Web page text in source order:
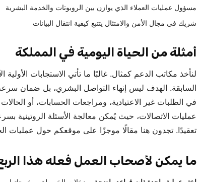
مسؤول عمليات العملاء الذي يوازن بين الروبوتات والخدمة البشرية
شريك في مجال الأمن والامتثال يتتبع كيفية انتقال البيانات
أمثلة من الحياة اليومية في المملكة
لنأخذ مكاتب الدعم كمثال. غالبًا ما تأتي الاستجابات
السابقة. الهدف ليس إنهاء التواصل البشري، بل ضمان
في الطلبات غير الاعتيادية، ومراجعات الحسابات، أو
عمليات الاتصالات، حيث يُمكن معالجة الأسئلة الروتينية
تعقيدًا. تجدون هنا مقالًا موجزًا ​​على موقعكم حول عمليات
ما يمكن لأصحاب العمل فعله هذا